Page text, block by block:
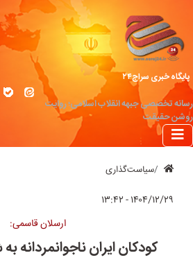
پایگاه خبری سراج۲۴
رسانه تخصصی جبهه انقلاب اسلامی؛ روایت
روشن حقیقت
سیاست‌گذاری
۱۴۰۴/۱۲/۲۹ - ۱۳:۴۲
ارسلان قاسمی:
کودکان ایران ناجوانمردانه